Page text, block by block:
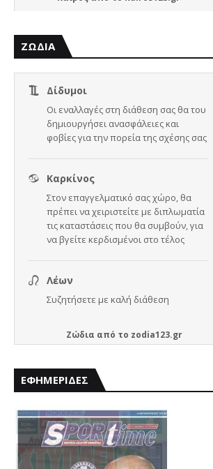
ΖΩΔΙΑ
Ζώδια από το zodia123.gr
ΕΦΗΜΕΡΙΔΕΣ